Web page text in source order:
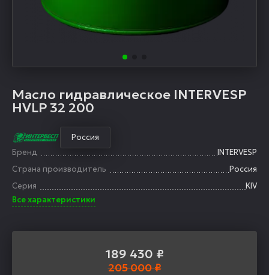
Масло гидравлическое INTERVESP
HVLP 32 200
Россия
Бренд
INTERVESP
Страна производитель
Россия
Серия
KIV
Все характеристики
189 430 ₽
205 000 ₽